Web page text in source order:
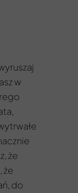
w
że
że
do